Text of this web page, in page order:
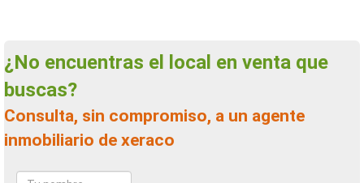
¿No encuentras el local en venta que
buscas?
Consulta, sin compromiso, a un agente
inmobiliario de xeraco